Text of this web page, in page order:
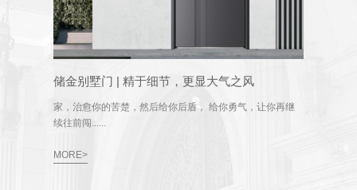
储金别墅门 | 精于细节，更显大气之风
家，治愈你的苦楚，然后给你后盾， 给你勇气，让你再继
续往前闯......
MORE>